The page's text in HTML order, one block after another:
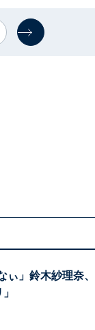
ぃ」鈴木紗理奈